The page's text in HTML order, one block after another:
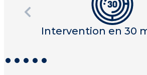
Intervention en 30